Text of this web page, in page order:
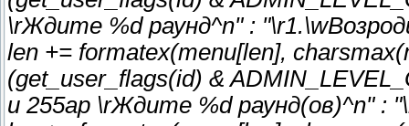
\rЖдите %d раунд^n" :
len += formatex(menu[len],
(get_user_flags(id) &
и 255ap \rЖдите %d раунд(ов)^n" :